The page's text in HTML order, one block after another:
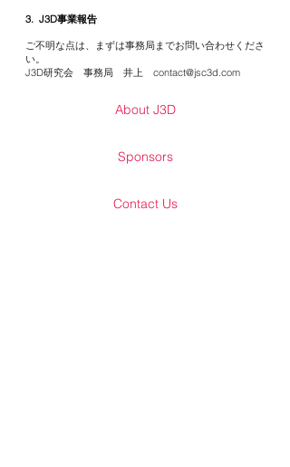
3. J3D事業報告
ご不明な点は、まずは事務局までお問い合わせくださ
い。
J3D研究会 事務局 井上 contact@jsc3d.com
About J3D
Sponsors
Contact Us